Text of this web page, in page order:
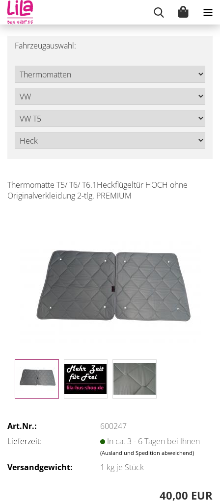
Fahrzeugauswahl:
Thermomatte T5/ T6/ T6.1Heckflügeltür HOCH ohne
Originalverkleidung 2-tlg. PREMIUM
Art.Nr.:
600247
Lieferzeit:
In ca. 3 - 6 Tagen bei Ihnen
(Ausland und Spedition abweichend)
Versandgewicht: 1 kg je Stück
40,00 EUR